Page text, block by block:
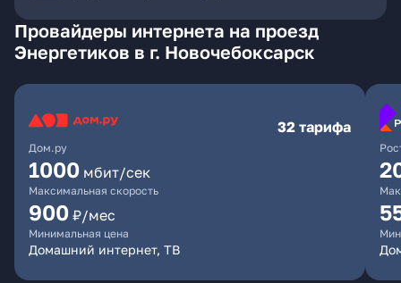
Провайдеры интернета на проезд
Энергетиков в г. Новочебоксарск
Дом.ру
32 тарифа
1000 мбит/сек
Максимальная скорость
900 ₽/мес
Минимальная цена
Домашний интернет, ТВ